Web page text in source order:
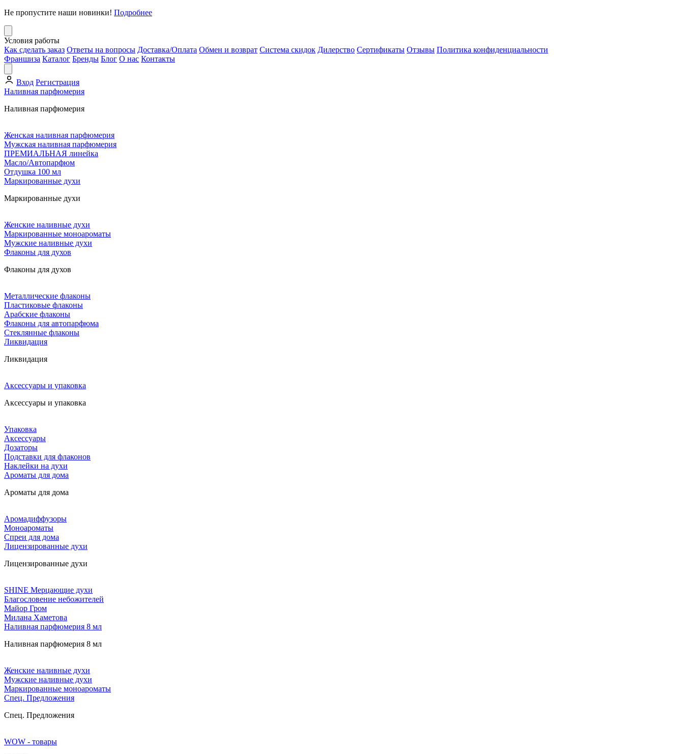
Не пропустите наши новинки! Подробнее
Условия работы
Как сделать заказ Ответы на вопросы Доставка/Оплата Обмен и возврат Система скидок Дилерство Сертификаты Отзывы Политика конфиденциальности
Франшиза Каталог Бренды Блог О нас Контакты
Вход Регистрация
Наливная парфюмерия
Наливная парфюмерия
Женская наливная парфюмерия
Мужская наливная парфюмерия
ПРЕМИАЛЬНАЯ линейка
Масло/Автопарфюм
Отдушка 100 мл
Маркированные духи
Маркированные духи
Женские наливные духи
Маркированные моноароматы
Мужские наливные духи
Флаконы для духов
Флаконы для духов
Металлические флаконы
Пластиковые флаконы
Арабские флаконы
Флаконы для автопарфюма
Стеклянные флаконы
Ликвидация
Ликвидация
Аксессуары и упаковка
Аксессуары и упаковка
Упаковка
Аксессуары
Дозаторы
Подставки для флаконов
Наклейки на духи
Ароматы для дома
Ароматы для дома
Аромадиффузоры
Моноароматы
Спреи для дома
Лицензированные духи
Лицензированные духи
SHINE Мерцающие духи
Благословение небожителей
Майор Гром
Милана Хаметова
Наливная парфюмерия 8 мл
Наливная парфюмерия 8 мл
Женские наливные духи
Мужские наливные духи
Маркированные моноароматы
Cпец. Предложения
Cпец. Предложения
WOW - товары